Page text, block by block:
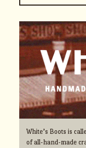
White’s Boots is
of all-hand-made